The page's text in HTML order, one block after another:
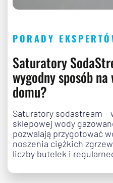
PORADY
Saturatory
wygodny sposób
domu?
Saturatory sodastream –
sklepowej wody
pozwalają przygotować
noszenia ciężkich
liczby butelek i